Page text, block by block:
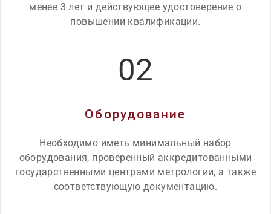
менее 3 лет и действующее удостоверение о
повышении квалификации.
02
Оборудование
Необходимо иметь минимальный набор
оборудования, проверенный аккредитованными
государственными центрами метрологии, а также
соответствующую документацию.